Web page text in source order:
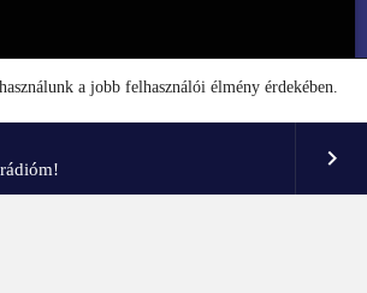
keyboard_arrow_right
I. rész
a jobb felhasználói élmény érdekében.